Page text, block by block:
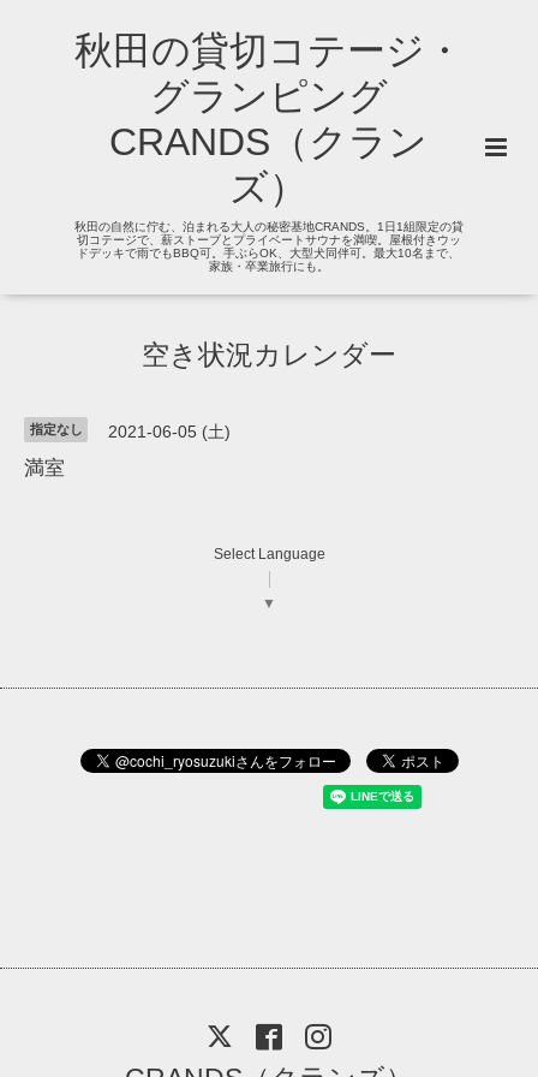
秋田の貸切コテージ・
グランピング
CRANDS（クラン
ズ）
秋田の自然に佇む、泊まれる大人の秘密基地CRANDS。1日1組限定の貸
切コテージで、薪ストーブとプライベートサウナを満喫。屋根付きウッ
ドデッキで雨でもBBQ可。手ぶらOK、大型犬同伴可。最大10名まで、
家族・卒業旅行にも。
空き状況カレンダー
指定なし 2021-06-05 (土)
満室
Select Language
▼